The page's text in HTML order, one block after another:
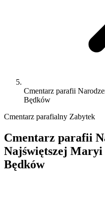
Cmentarz parafii
Będków
Cmentarz parafialny Zabytek
Cmentarz parafii
Najświętszej Maryi
Będków